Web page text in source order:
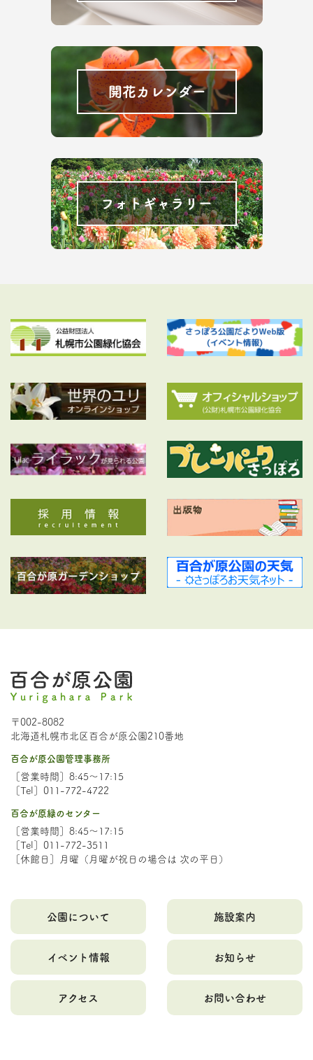
〒002-8082
北海道札幌市北区百合が原公園210番地
百合が原公園管理事務所
［営業時間］8:45～17:15
［Tel］011-772-4722
百合が原緑のセンター
［営業時間］8:45～17:15
［Tel］011-772-3511
［休館日］月曜（月曜が祝日の場合は 次の平日）
公園について 施設案内
イベント情報 お知らせ
アクセス お問い合わせ